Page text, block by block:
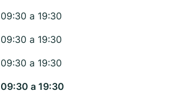
09:30 a 19:30
09:30 a 19:30
09:30 a 19:30
09:30 a 19:30